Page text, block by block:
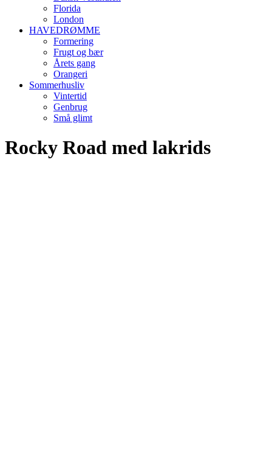
Florida
London
HAVEDRØMME
Formering
Frugt og bær
Årets gang
Orangeri
Sommerhusliv
Vintertid
Genbrug
Små glimt
Rocky Road med lakrids